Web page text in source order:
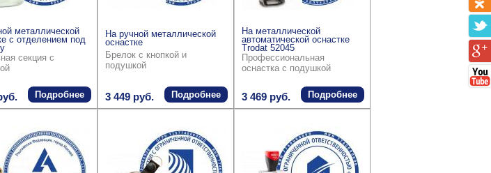
металлической
с отделением под
секция с
Подробнее
На ручной металлической
оснастке
Брелок с кнопкой и
подушкой
3 449 руб. Подробнее
На металлической
автоматической оснастке
Trodat 52045
Профессиональная
оснастка с подушкой
3 469 руб. Подробнее